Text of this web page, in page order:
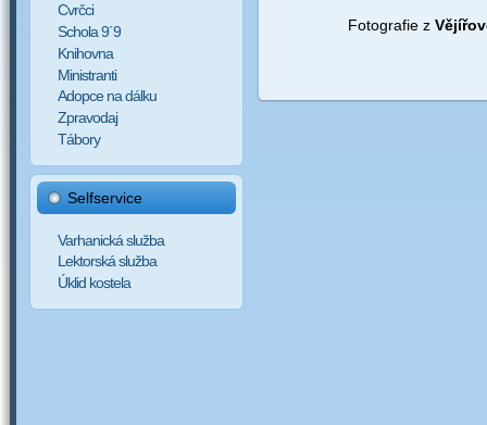
Cvrčci
Schola 9´9
Knihovna
Ministranti
Adopce na dálku
Zpravodaj
Tábory
Selfservice
Varhanická služba
Lektorská služba
Úklid kostela
Fotografie z